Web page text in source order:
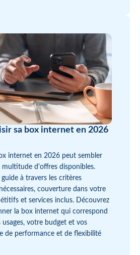
sa box internet en 2026
internet en 2026 peut sembler
multitude d'offres disponibles.
à travers les critères
couverture dans votre
et services inclus. Découvrez
la box internet qui correspond
votre budget et vos
de performance et de flexibilité